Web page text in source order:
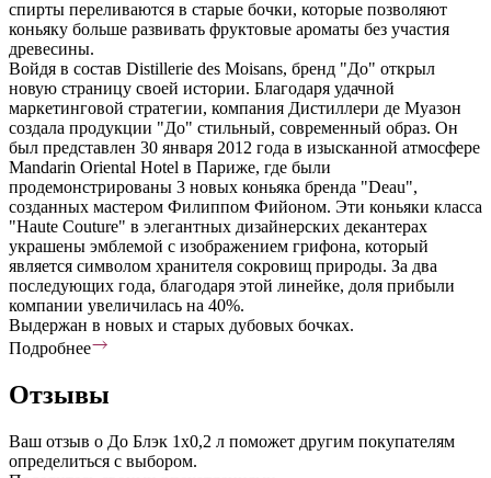
спирты переливаются в старые бочки, которые позволяют
коньяку больше развивать фруктовые ароматы без участия
древесины.
Войдя в состав Distillerie des Moisans, бренд "До" открыл
новую страницу своей истории. Благодаря удачной
маркетинговой стратегии, компания Дистиллери де Муазон
создала продукции "До" стильный, современный образ. Он
был представлен 30 января 2012 года в изысканной атмосфере
Mandarin Oriental Hotel в Париже, где были
продемонстрированы 3 новых коньяка бренда "Deau",
созданных мастером Филиппом Фийоном. Эти коньяки класса
"Haute Couture" в элегантных дизайнерских декантерах
украшены эмблемой с изображением грифона, который
является символом хранителя сокровищ природы. За два
последующих года, благодаря этой линейке, доля прибыли
компании увеличилась на 40%.
Выдержан в новых и старых дубовых бочках.
Подробнее
Отзывы
Ваш отзыв о До Блэк 1х0,2 л поможет другим покупателям
определиться с выбором.